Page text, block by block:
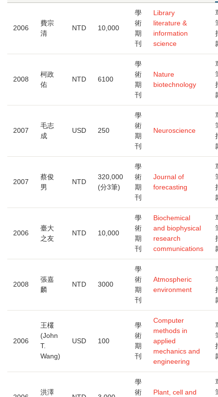
2006
費宗
清
NTD 10,000
學
術
期
刊
Library
literature &
information
science
2008
柯政
佑
NTD 6100
學
術
期
刊
Nature
biotechnology
2007
毛志
成
USD 250
學
術
期
刊
Neuroscience
2007
蔡俊
男
NTD
320,000
(分3筆)
學
術
期
刊
Journal of
forecasting
2006
臺大
之友
NTD 10,000
學
術
期
刊
Biochemical
and biophysical
research
communications
2008
張嘉
麟
NTD 3000
學
術
期
刊
Atmospheric
environment
2006
王欉
(John
T.
Wang)
USD 100
學
術
期
刊
Computer
methods in
applied
mechanics and
engineering
洪澤
學
術
Plant, cell and